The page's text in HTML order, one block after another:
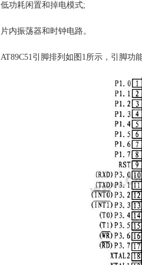
低功耗闲置和掉电模式;
片内振荡器和时钟电路。
AT89C51引脚排列如图1所示，引脚功